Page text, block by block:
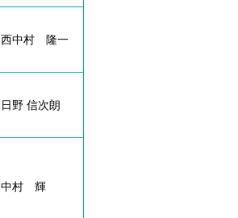
西中村 隆一
日野 信次朗
中村 輝